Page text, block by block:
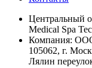
Центральный
Medical Spa
Компания:
105062, г.
Лялин